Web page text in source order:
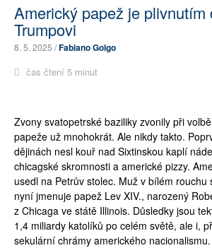
Americký papež je plivnutím
Trumpovi
8. 5. 2025 /Fabiano Golgo
čas čtení 5 minut
Zvony svatopetrské baziliky zvonily při volbě
papeže už mnohokrát. Ale nikdy takto.
dějinách nesl kouř nad Sixtinskou kaplí
chicagské skromnosti a americké pizzy.
usedl na Petrův stolec. Muž v bílém rouchu
nyní jmenuje papež Lev XIV., narozený
z Chicaga ve státě Illinois. Důsledky jsou
1,4 miliardy katolíků po celém světě, ale i,
sekulární chrámy amerického nacionalismu.